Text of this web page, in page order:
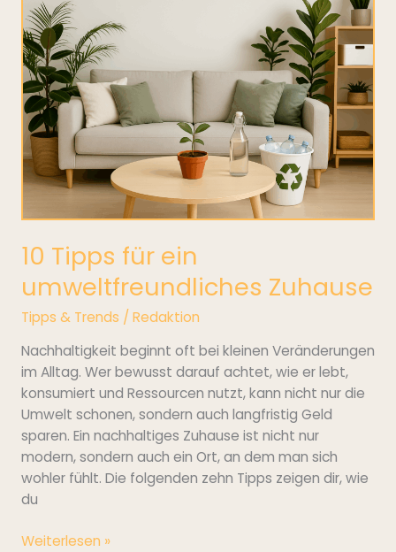
10 Tipps für ein
umweltfreundliches Zuhause
Tipps & Trends / Redaktion
Nachhaltigkeit beginnt oft bei kleinen Veränderungen
im Alltag. Wer bewusst darauf achtet, wie er lebt,
konsumiert und Ressourcen nutzt, kann nicht nur die
Umwelt schonen, sondern auch langfristig Geld
sparen. Ein nachhaltiges Zuhause ist nicht nur
modern, sondern auch ein Ort, an dem man sich
wohler fühlt. Die folgenden zehn Tipps zeigen dir, wie
du
Tipps
für
ein
umweltfreundliches
Zuhause
Weiterlesen »